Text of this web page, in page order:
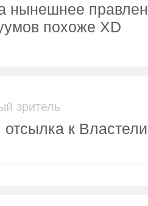
нынешнее
похоже XD
зритель
отсылка к